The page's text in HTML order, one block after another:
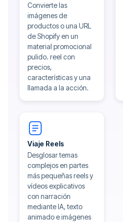
Convierte las
imágenes de
productos o una URL
de Shopify en un
material promocional
pulido. reel con
precios,
características y una
llamada a la acción.
Viaje Reels
Desglosar temas
complejos en partes
más pequeñas reels y
vídeos explicativos
con narración
mediante IA, texto
animado e imágenes